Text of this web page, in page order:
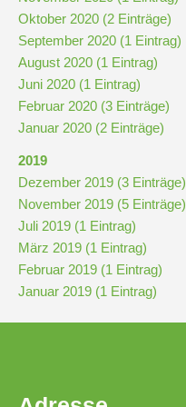
Pausenordnung
Handynutzung
Datenschutz
Bestellung
Schokoticket
Oktober 2020 (2 Einträge)
September 2020 (1 Eintrag)
August 2020 (1 Eintrag)
Juni 2020 (1 Eintrag)
Februar 2020 (3 Einträge)
Januar 2020 (2 Einträge)
2019
Dezember 2019 (3 Einträge)
November 2019 (5 Einträge)
Juli 2019 (1 Eintrag)
März 2019 (1 Eintrag)
Februar 2019 (1 Eintrag)
Januar 2019 (1 Eintrag)